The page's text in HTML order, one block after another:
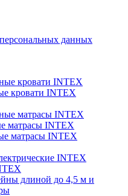
данных
кровати INTEX
кровати INTEX
матрасы INTEX
матрасы INTEX
матрасы INTEX
INTEX
длиной до 4,5 м и